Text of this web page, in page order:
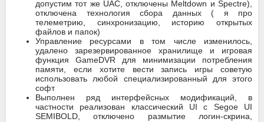
допустим тот же UAC, отключены Meltdown и Spectre),
отключена технология сбора данных ( я про
телеметрию, синхронизацию, историю открытых
файлов и папок)
Управление ресурсами в том числе изменилось,
удалено зарезервированное хранилище и игровая
функция GameDVR для минимизации потребления
памяти, если хотите вести запись игры советую
использовать любой специализированный для этого
софт
Выполнен ряд интерфейсных модификаций, в
частности реализован классический UI с Segoe UI
SEMIBOLD, отключено размытие логин-скрина,